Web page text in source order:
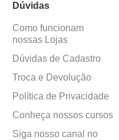
Dúvidas
Como funcionam
nossas Lojas
Dúvidas de Cadastro
Troca e Devolução
Política de Privacidade
Conheça nossos cursos
Siga nosso canal no